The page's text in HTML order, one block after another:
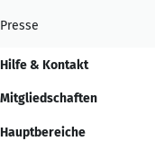
Presse
Hilfe & Kontakt
Mitgliedschaften
Hauptbereiche